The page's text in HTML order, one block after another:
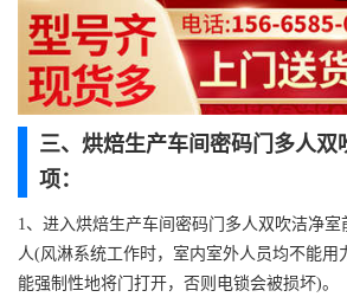
三、烘焙生产车间密码门多人双
项：
1、进入烘焙生产车间密码门多人双吹洁净
人(风淋系统工作时，室内室外人员均不能用
能强制性地将门打开，否则电锁会被损坏)。